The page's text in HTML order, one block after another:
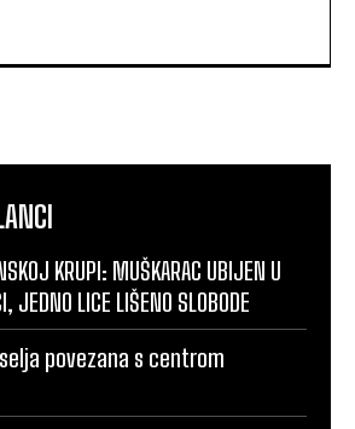
KRUPI: MUŠKARAC UBIJEN U
JEDNO LICE LIŠENO SLOBODE
povezana s centrom